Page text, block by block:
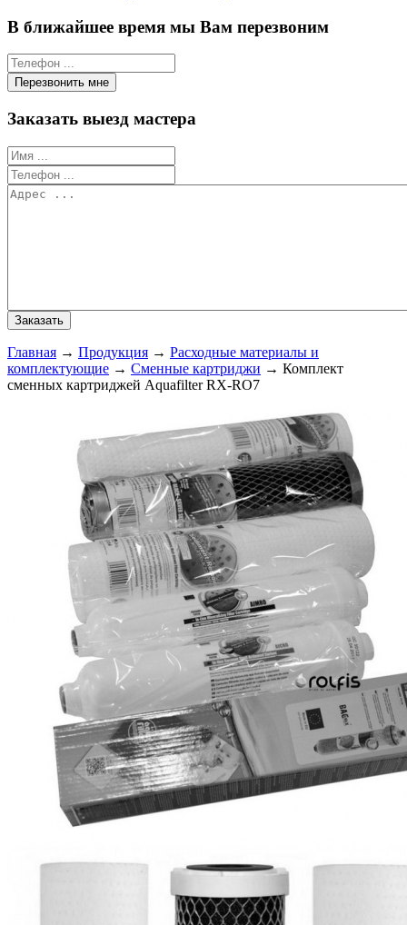
В ближайшее время мы Вам перезвоним
Заказать выезд мастера
Главная → Продукция → Расходные материалы и
комплектующие → Сменные картриджи → Комплект
сменных картриджей Aquafilter RX-RO7